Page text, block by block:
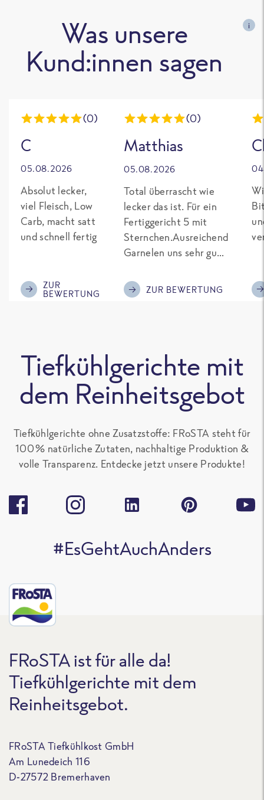
Was unsere
Kund:innen sagen
i
(0)
C
05.08.2026
Absolut lecker,
viel Fleisch, Low
Carb, macht satt
und schnell fertig
ZUR
BEWERTUNG
(0)
Matthias
05.08.2026
Total überrascht wie
lecker das ist. Für ein
Fertiggericht 5 mit
Sternchen.Ausreichend
Garnelen uns sehr gut
Kompliment
ZUR BEWERTUNG
Tiefkühlgerichte mit
dem Reinheitsgebot
Tiefkühlgerichte ohne Zusatzstoffe: FRoSTA steht für
100 % natürliche Zutaten, nachhaltige Produktion &
volle Transparenz. Entdecke jetzt unsere Produkte!
#EsGehtAuchAnders
FRoSTA ist für alle da!
Tiefkühlgerichte mit dem
Reinheitsgebot.
FRoSTA Tiefkühlkost GmbH
Am Lunedeich 116
D-27572 Bremerhaven